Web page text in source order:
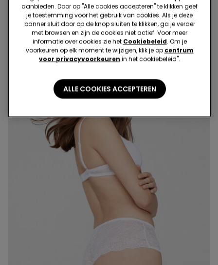
9,99 €
9,99 €
aanbieden. Door op "Alle cookies accepteren" te klikken geef
je toestemming voor het gebruik van cookies. Als je deze
banner sluit door op de knop sluiten te klikken, ga je verder
met browsen en zijn de cookies niet actief. Voor meer
informatie over cookies zie het Cookiebeleid. Om je
voorkeuren op elk moment te wijzigen, klik je op centrum
voor privacyvoorkeuren in het cookiebeleid".
ALLE COOKIES ACCEPTEREN